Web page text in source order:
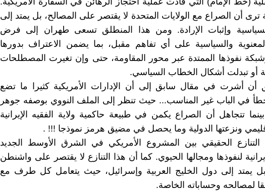
أن الصراع مع الولايات المتحدة لا يقتصر على المصالح، بل يمتد إلى
وإثبات الإرادة. ومن هذا المنطلق تسعى طهران إلى فرض
والسياسية على أي تفاهم مقبل، بما يضمن الاعتراف بدورها
وشبكة نفوذها الممتدة عبر محور المقاومة، حتى وإن تغيرت المصطلحات
أو تبدلت أشكال الخطاب السياسي.
أن أشرت في مقال سابق إلى أن الإدارات الأمريكية كثيرا ما تضع
في الباب غير المناسب... حيث تنظر إلى الملف النووي بوصفه جوهر
تتجاهل أن الصراع يكمن في طبيعة حاكمية ولاية الفقيه الإيرانية
ونزعتها الدولية وما يحصل في مضيق هرمز نموذجا !!! .
التنازع الحقيقي بين المشروع الأمريكي في الشرق الأوسط الجديد
لنفوذها ومجالها الحيوي. كما أن هذا التنازع لا يقتصر على واشنطن
يمتد إلى دول الخليج العربية وإسرائيل، حيث يتعامل كل طرف مع
لمصالحه وحساباته الخاصة.